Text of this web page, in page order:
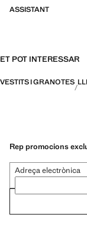
ASSISTANT
ET POT INTERESSAR
VESTITS I GRANOTES
Rep promocions
Adreça electrònica